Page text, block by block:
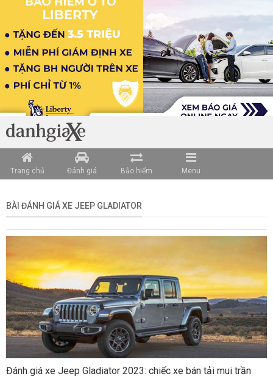
Trang chủ Đánh giá Bảo hiểm Menu
BÀI ĐÁNH GIÁ XE JEEP GLADIATOR
Đánh giá xe Jeep Gladiator 2023: chiếc xe bán tải mui trần